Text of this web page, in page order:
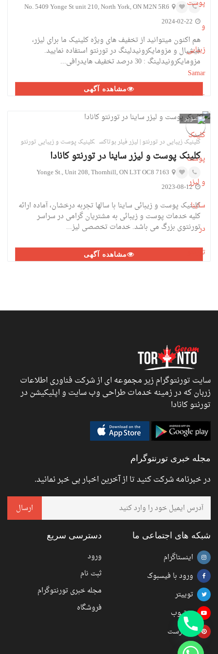
No. 5409 Yonge St unit 210, North York, ON M2N 5R6
2024-02-22
هم اکنون میتوانید از تخفیف های ویژه کلینیک ما برای لیزر،
فیشیال و مزومایکرونیدلینگ در تورنتو استفاده نمایید.
مزومایکرونیدلینگ : 30 درصد تخفیف هایدرافی...
مشاهده آگهی
1تصویر
کلینیک زیبایی در تورنتو | لیزر فیلر بوتاکس کلینیک پوست و زیبایی تورنتو
کلینک پوست و لیزر ساینا در تورنتو کانادا
7163 Yonge St., Unit 208, Thornhill, ON L3T OC8
2023-08-12
کلینیک پوست و زیبائی ساینا با سالها تجربه درخشان، آماده ارائه
کلیه خدمات پوست و زیبائی به مشتریان گرامی در سراسر
تورنتوی بزرگ می باشد. خدمات تخصصی لیز...
مشاهده آگهی
سایت تورنتوگرام زیر مجموعه ای از شرکت فناوری اطلاعات
زربان که در زمینه خدمات طراحی وب سایت و اپلیکیشن در
تورنتو کانادا
مجله خبری تورنتوگرام
در خبرنامه شرکت کنید تا از آخرین اخبار بی خبر نمانید.
شبکه های اجتماعی ما
اینستاگرام
ورود با فیسبوک
توییتر
یوتیوب
پینترست
دسترسی سریع
ورود
ثبت نام
مجله خبری تورنتوگرام
فروشگاه